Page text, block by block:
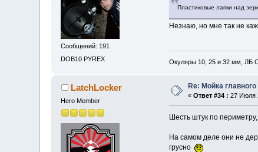
Сообщений: 191
DOB10 PYREX
Пластиковые лапки над
Незнаю, но мне так не
Окуляры 10, 25 и 32 мм, ЛБ
LatchLocker
Hero Member
Re: Мойка
«Ответ #34 : 27 Июля
Шесть штук по
На самом деле они не
грусно